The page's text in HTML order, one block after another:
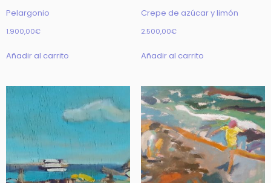
Pelargonio
1.900,00€
Añadir al carrito
Crepe de azúcar y limón
2.500,00€
Añadir al carrito